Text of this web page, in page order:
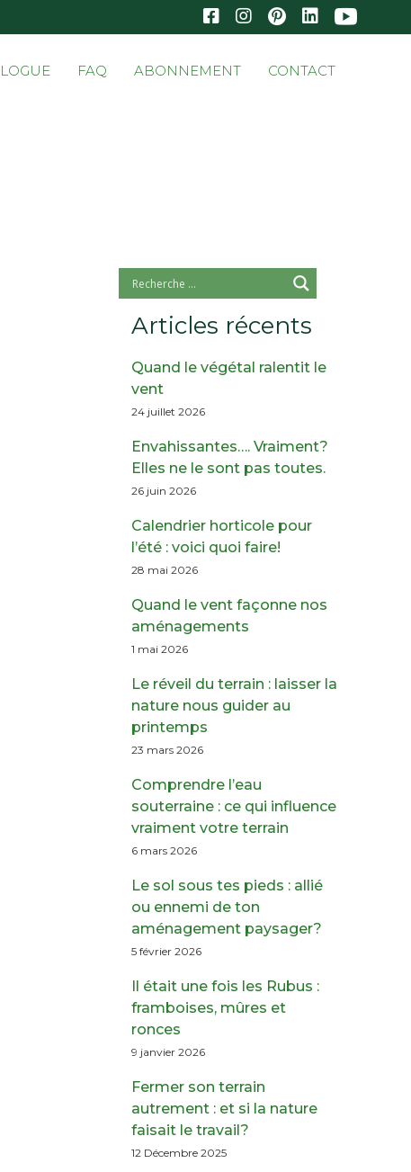
FAQ ABONNEMENT CONTACT
Articles récents
Quand le végétal ralentit le
vent
24 juillet 2026
Envahissantes…. Vraiment?
Elles ne le sont pas toutes.
26 juin 2026
Calendrier horticole pour
l’été : voici quoi faire!
28 mai 2026
Quand le vent façonne nos
aménagements
1 mai 2026
Le réveil du terrain : laisser la
nature nous guider au
printemps
23 mars 2026
Comprendre l’eau
souterraine : ce qui influence
vraiment votre terrain
6 mars 2026
Le sol sous tes pieds : allié
ou ennemi de ton
aménagement paysager?
5 février 2026
Il était une fois les Rubus :
framboises, mûres et
ronces
9 janvier 2026
Fermer son terrain
autrement : et si la nature
faisait le travail?
12 Décembre 2025